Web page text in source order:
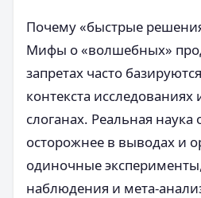
Почему «быстрые
Мифы о «волшебных»
запретах часто
контекста
слоганах. Реальная наука
осторожнее в выводах и
одиночные
наблюдения и мета-